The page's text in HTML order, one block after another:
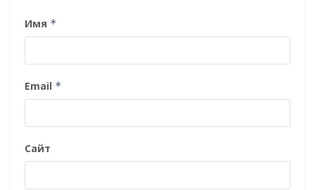
Имя *
Email *
Сайт